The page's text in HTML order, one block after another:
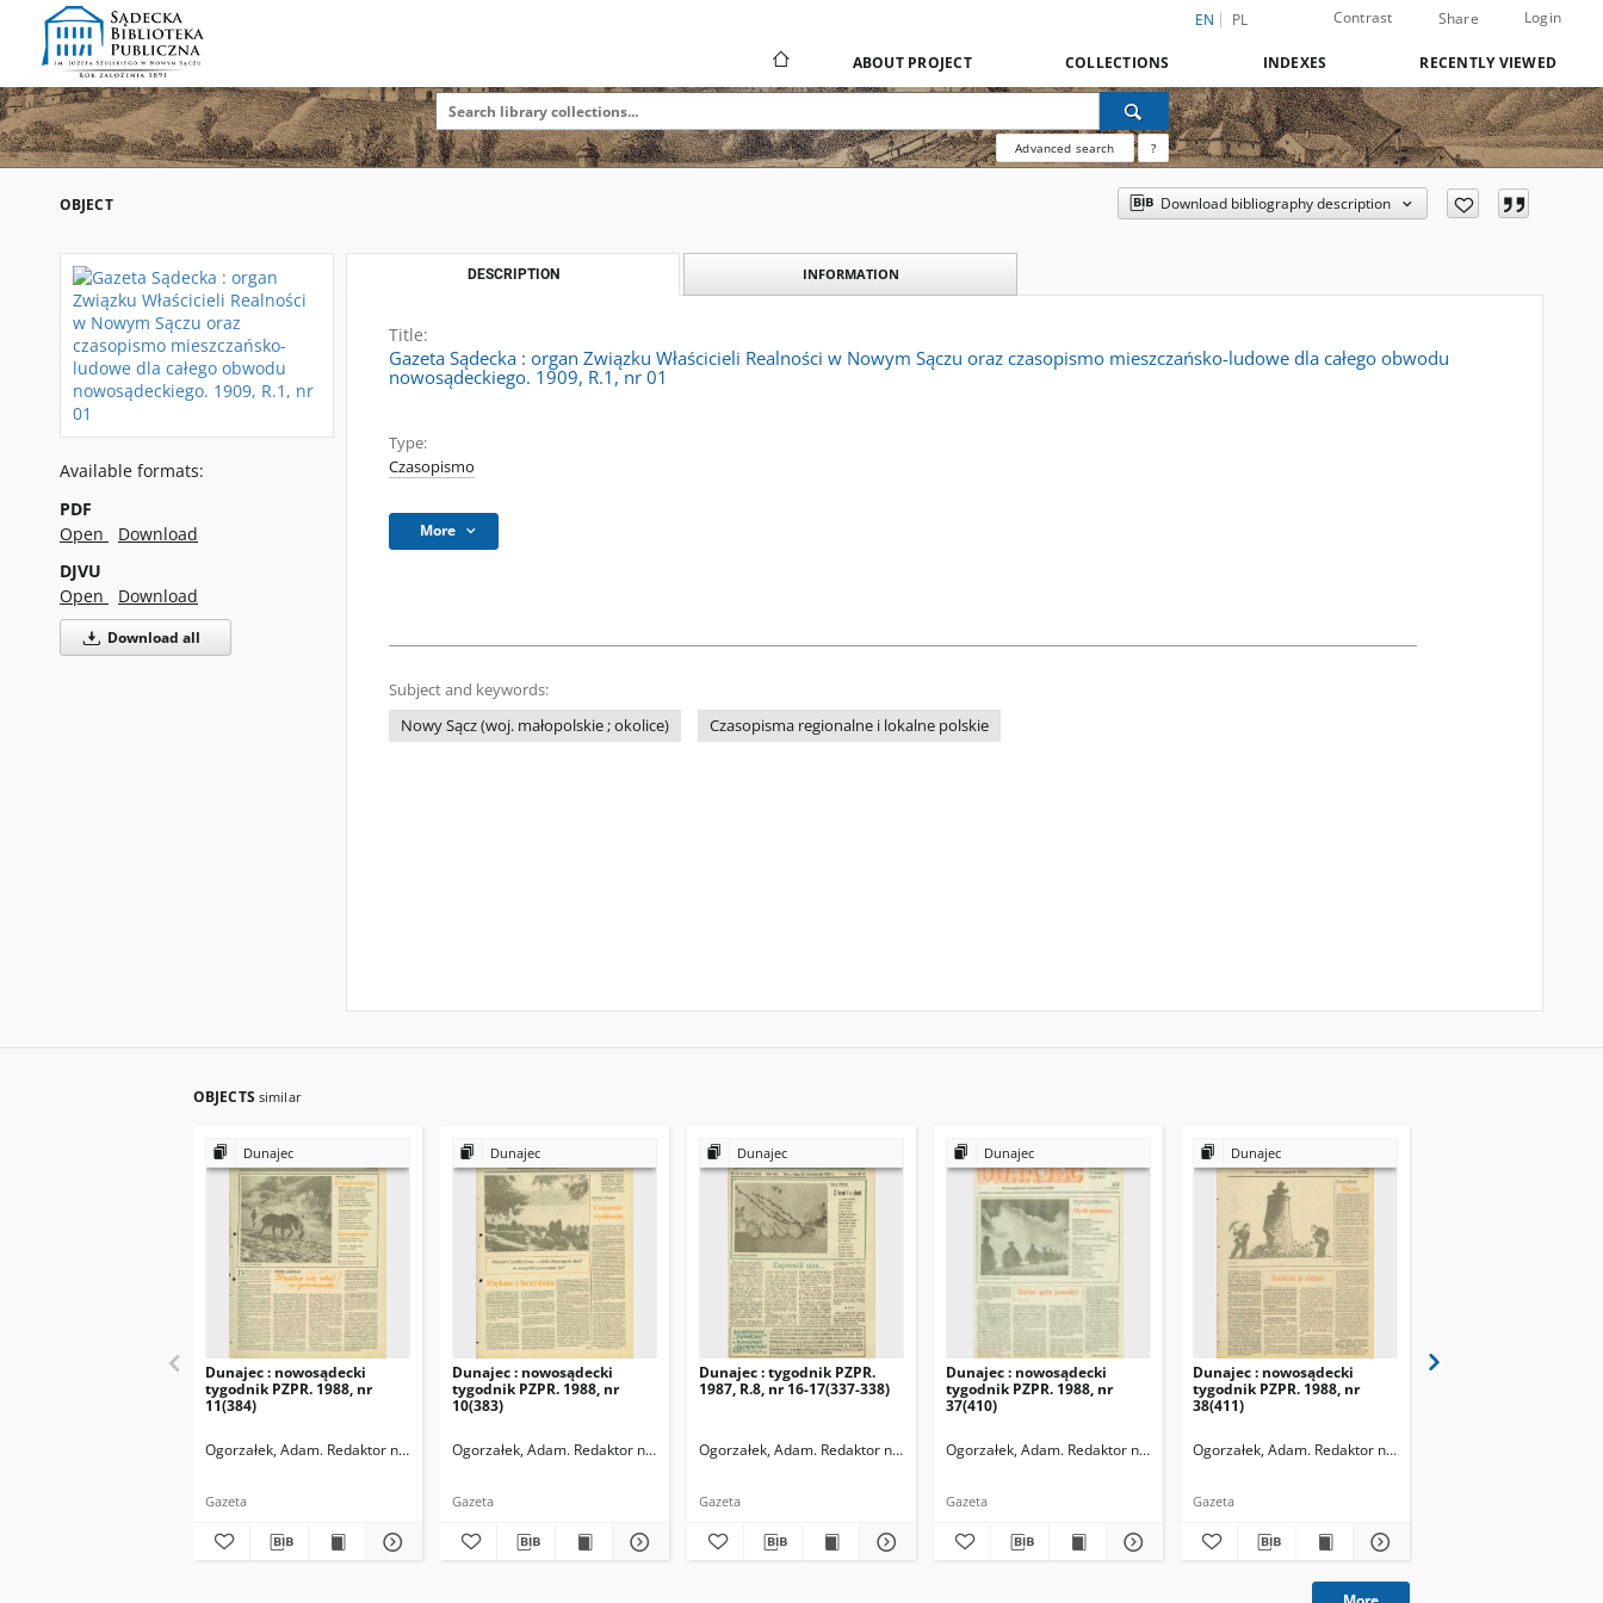
EN PL Contrast Share Login
ABOUT PROJECT COLLECTIONS INDEXES RECENTLY VIEWED
Advanced search ?
OBJECT Download bibliography description
Available formats:
PDF
Open
Download
DJVU
Open
Download
Download all
DESCRIPTION INFORMATION
Title:
Gazeta Sądecka : organ Związku Właścicieli Realności w Nowym Sączu oraz czasopismo mieszczańsko-ludowe dla całego obwodu
nowosądeckiego. 1909, R.1, nr 01
Type:
Czasopismo
More
Subject and keywords:
Nowy Sącz (woj. małopolskie ; okolice)
Czasopisma regionalne i lokalne polskie
OBJECTS similar
Dunajec
Dunajec : nowosądecki
tygodnik PZPR. 1988, nr
11(384)
Ogorzałek, Adam. Redaktor naczelny
Gazeta
Dunajec
Dunajec : nowosądecki
tygodnik PZPR. 1988, nr
10(383)
Ogorzałek, Adam. Redaktor naczelny
Gazeta
Dunajec
Dunajec : tygodnik PZPR.
1987, R.8, nr 16-17(337-338)
Ogorzałek, Adam. Redaktor naczelny
Gazeta
Dunajec
Dunajec : nowosądecki
tygodnik PZPR. 1988, nr
37(410)
Ogorzałek, Adam. Redaktor naczelny
Gazeta
Dunajec
Dunajec : nowosądecki
tygodnik PZPR. 1988, nr
38(411)
Ogorzałek, Adam. Redaktor naczelny
Gazeta